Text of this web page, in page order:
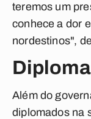
teremos um
conhece a dor
nordestinos",
Além do
diplomados na